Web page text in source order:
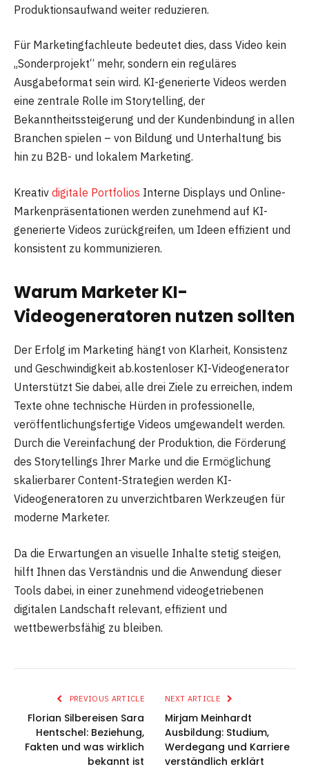
Produktionsaufwand weiter reduzieren.
Für Marketingfachleute bedeutet dies, dass Video kein
„Sonderprojekt“ mehr, sondern ein reguläres
Ausgabeformat sein wird. KI-generierte Videos werden
eine zentrale Rolle im Storytelling, der
Bekanntheitssteigerung und der Kundenbindung in allen
Branchen spielen – von Bildung und Unterhaltung bis
hin zu B2B- und lokalem Marketing.
Kreativ digitale Portfolios Interne Displays und Online-
Markenpräsentationen werden zunehmend auf KI-
generierte Videos zurückgreifen, um Ideen effizient und
konsistent zu kommunizieren.
Warum Marketer KI-
Videogeneratoren nutzen sollten
Der Erfolg im Marketing hängt von Klarheit, Konsistenz
und Geschwindigkeit ab.kostenloser KI-Videogenerator
Unterstützt Sie dabei, alle drei Ziele zu erreichen, indem
Texte ohne technische Hürden in professionelle,
veröffentlichungsfertige Videos umgewandelt werden.
Durch die Vereinfachung der Produktion, die Förderung
des Storytellings Ihrer Marke und die Ermöglichung
skalierbarer Content-Strategien werden KI-
Videogeneratoren zu unverzichtbaren Werkzeugen für
moderne Marketer.
Da die Erwartungen an visuelle Inhalte stetig steigen,
hilft Ihnen das Verständnis und die Anwendung dieser
Tools dabei, in einer zunehmend videogetriebenen
digitalen Landschaft relevant, effizient und
wettbewerbsfähig zu bleiben.
PREVIOUS ARTICLE
Florian Silbereisen Sara
Hentschel: Beziehung,
Fakten und was wirklich
bekannt ist
NEXT ARTICLE
Mirjam Meinhardt
Ausbildung: Studium,
Werdegang und Karriere
verständlich erklärt